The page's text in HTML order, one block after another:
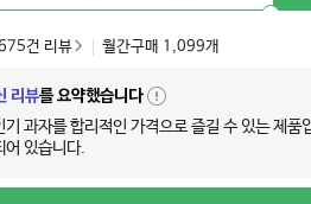
건 리뷰 월간구매 1,099개
리뷰를 요약했습니다
자
세
히
기 과자를 합리적인 가격으로 즐길 수 있는 제
어 있습니다.